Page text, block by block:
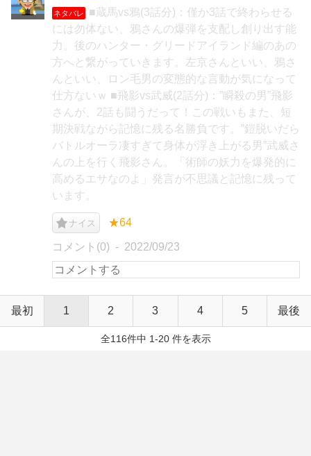
ネタバレ
■蔵馬vs鴉(3話分)：僅か3話で終わらせる
には勿体ない、鴉さんの爆弾を支配し創り出す能
力。後のハンター・グリードアイランド編のあの
方へと繋がっていきます。左京さんといい、鴉さ
んといい、ロン毛男の変態的な言動が気になって
仕方ないｗ ■飛影vs武威(2話分)：”瞬殺の男”飛影
さんが、2話も闘うだって！この戦いもまた、短
期決戦ながら記憶に残る名勝負です。”鎧脱いだら
バトルオーラ凄すぎて身体が浮き上がる男”武威さ
んの上を行く飛影さん。「術師の妖力を爆発的に
高めるエサなのよ」発言が不思議と記憶に残って
います。
ナイス ★64
コメント(0) 2022/09/23
最初 1 2 3 4 5 最後
全116件中 1-20 件を表示